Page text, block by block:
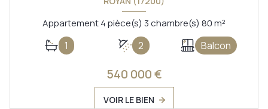
Appartement 4 pièce(s) 3 chambre(s) 80 m²
1 2 Balcon
540 000 €
VOIR LE BIEN